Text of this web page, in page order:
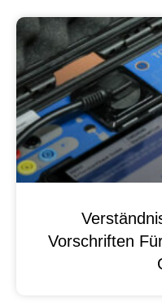
Vorschriften